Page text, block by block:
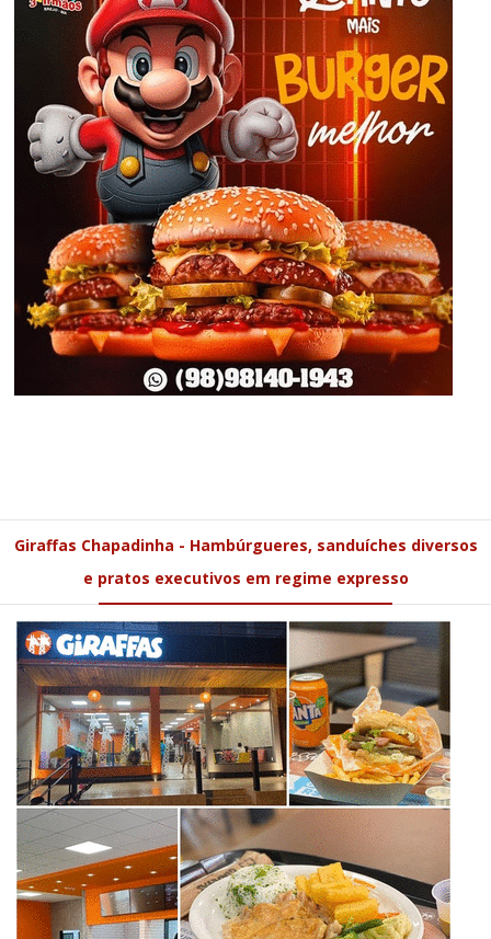
Giraffas Chapadinha - Hambúrgueres, sanduíches diversos
e pratos executivos em regime expresso